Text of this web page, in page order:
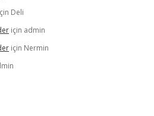
Deli
için admin
için Nermin